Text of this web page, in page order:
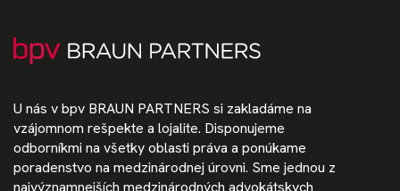
U nás v bpv BRAUN PARTNERS si zakladáme na
vzájomnom rešpekte a lojalite. Disponujeme
odborníkmi na všetky oblasti práva a ponúkame
poradenstvo na medzinárodnej úrovni. Sme jednou z
najvýznamnejších medzinárodných advokátskych